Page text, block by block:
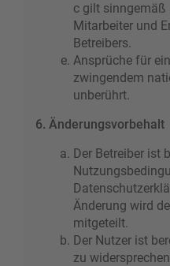
c gilt sinngemäß
Mitarbeiter und
Betreibers.
Ansprüche für
zwingendem
unberührt.
6. Änderungsvorbehalt
Der Betreiber ist
Änderung wird
mitgeteilt.
Der Nutzer ist
zu